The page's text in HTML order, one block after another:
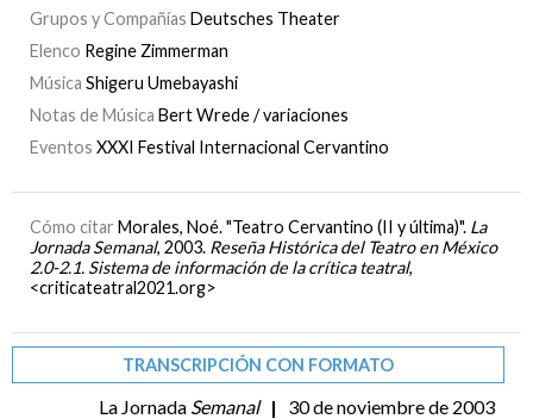
Grupos y Compañías Deutsches Theater
Elenco Regine Zimmerman
Música Shigeru Umebayashi
Notas de Música Bert Wrede / variaciones
Eventos XXXI Festival Internacional Cervantino
Cómo citar Morales, Noé. "Teatro Cervantino (II y última)". La
Jornada Semanal, 2003. Reseña Histórica del Teatro en México
2.0-2.1. Sistema de información de la crítica teatral,
<criticateatral2021.org>
TRANSCRIPCIÓN CON FORMATO
La Jornada Semanal |
30 de noviembre de 2003